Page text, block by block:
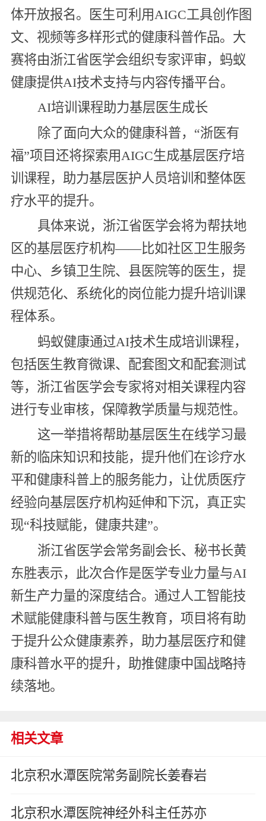
体开放报名。医生可利用AIGC工具创作图
文、视频等多样形式的健康科普作品。大
赛将由浙江省医学会组织专家评审，蚂蚁
健康提供AI技术支持与内容传播平台。
AI培训课程助力基层医生成长
除了面向大众的健康科普，“浙医有
福”项目还将探索用AIGC生成基层医疗培
训课程，助力基层医护人员培训和整体医
疗水平的提升。
具体来说，浙江省医学会将为帮扶地
区的基层医疗机构——比如社区卫生服务
中心、乡镇卫生院、县医院等的医生，提
供规范化、系统化的岗位能力提升培训课
程体系。
蚂蚁健康通过AI技术生成培训课程，
包括医生教育微课、配套图文和配套测试
等，浙江省医学会专家将对相关课程内容
进行专业审核，保障教学质量与规范性。
这一举措将帮助基层医生在线学习最
新的临床知识和技能，提升他们在诊疗水
平和健康科普上的服务能力，让优质医疗
经验向基层医疗机构延伸和下沉，真正实
现“科技赋能，健康共建”。
浙江省医学会常务副会长、秘书长黄
东胜表示，此次合作是医学专业力量与AI
新生产力量的深度结合。通过人工智能技
术赋能健康科普与医生教育，项目将有助
于提升公众健康素养，助力基层医疗和健
康科普水平的提升，助推健康中国战略持
续落地。
相关文章
北京积水潭医院常务副院长姜春岩
北京积水潭医院神经外科主任苏亦